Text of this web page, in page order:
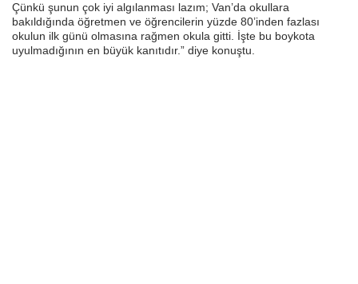
Çünkü şunun çok iyi algılanması lazım; Van’da okullara
bakıldığında öğretmen ve öğrencilerin yüzde 80’inden fazlası
okulun ilk günü olmasına rağmen okula gitti. İşte bu boykota
uyulmadığının en büyük kanıtıdır.” diye konuştu.